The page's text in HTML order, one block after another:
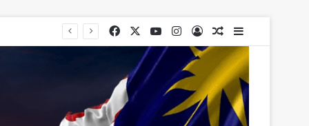
Facebook YouTubeInstagram
Log InRandom Article